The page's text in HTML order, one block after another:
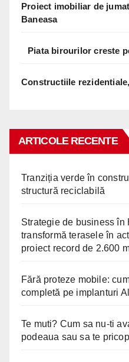
Proiect imobiliar de
Baneasa
Piata birourilor creste
Constructiile
ARTICOLE RECENTE
Tranziția verde în
structură reciclabilă
Strategie de business în
transformă terasele în
proiect record de 2.600
Fără proteze mobile:
completă pe implanturi
Te muti? Cum sa nu-ti
podeaua sau sa te